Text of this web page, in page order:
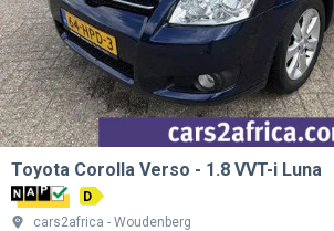
Toyota Corolla Verso 1.8 VVT-i Luna
D
cars2africa
Woudenberg